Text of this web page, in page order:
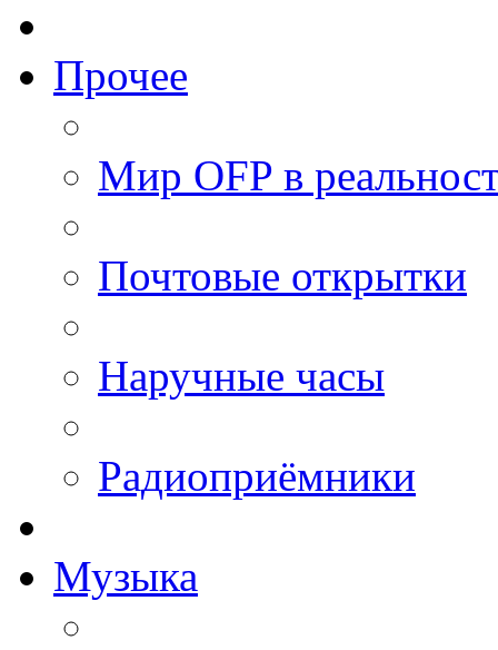
Прочее
Мир OFP в
Почтовые открытки
Наручные часы
Радиоприёмники
Музыка